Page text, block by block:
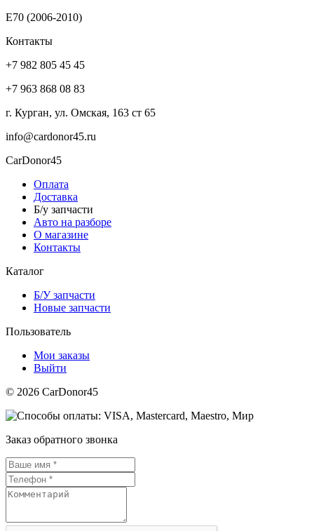
E70 (2006-2010)
Контакты
+7 982 805 45 45
+7 963 868 08 83
г. Курган, ул. Омская, 163 ст 65
info@cardonor45.ru
CarDonor45
Оплата
Доставка
Б/у запчасти
Авто на разборе
О магазине
Контакты
Каталог
Б/У запчасти
Новые запчасти
Пользователь
Мои заказы
Выйти
© 2026 CarDonor45
Заказ обратного звонка